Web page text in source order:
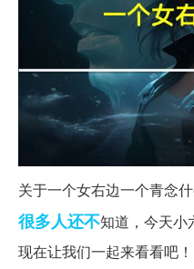
关于一个女右边一个青念
很多人还不知道，今天小
现在让我们一起来看看吧！